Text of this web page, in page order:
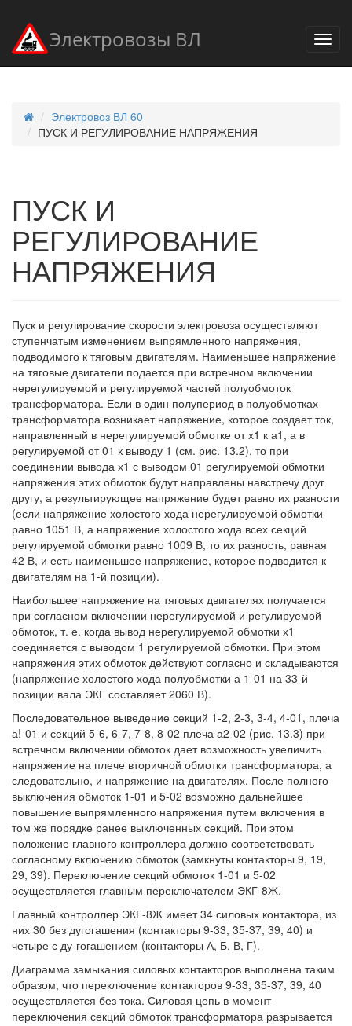
Электровозы ВЛ
Электровоз ВЛ 60
ПУСК И РЕГУЛИРОВАНИЕ НАПРЯЖЕНИЯ
ПУСК И
РЕГУЛИРОВАНИЕ
НАПРЯЖЕНИЯ
Пуск и регулирование скорости электровоза осуществляют
ступенчатым изменением выпрямленного напряжения,
подводимого к тяговым двигателям. Наименьшее напряжение
на тяговые двигатели подается при встречном включении
нерегулируемой и регулируемой частей полуобмоток
трансформатора. Если в один полупериод в полуобмотках
трансформатора возникает напряжение, которое создает ток,
направленный в нерегулируемой обмотке от х1 к а1, а в
регулируемой от 01 к выводу 1 (см. рис. 13.2), то при
соединении вывода х1 с выводом 01 регулируемой обмотки
напряжения этих обмоток будут направлены навстречу друг
другу, а результирующее напряжение будет равно их разности
(если напряжение холостого хода нерегулируемой обмотки
равно 1051 В, а напряжение холостого хода всех секций
регулируемой обмотки равно 1009 В, то их разность, равная
42 В, и есть наименьшее напряжение, которое подводится к
двигателям на 1-й позиции).
Наибольшее напряжение на тяговых двигателях получается
при согласном включении нерегулируемой и регулируемой
обмоток, т. е. когда вывод нерегулируемой обмотки х1
соединяется с выводом 1 регулируемой обмотки. При этом
напряжения этих обмоток действуют согласно и складываются
(напряжение холостого хода полуобмотки а 1-01 на 33-й
позиции вала ЭКГ составляет 2060 В).
Последовательное выведение секций 1-2, 2-3, 3-4, 4-01, плеча
а!-01 и секций 5-6, 6-7, 7-8, 8-02 плеча а2-02 (рис. 13.3) при
встречном включении обмоток дает возможность увеличить
напряжение на плече вторичной обмотки трансформатора, а
следовательно, и напряжение на двигателях. После полного
выключения обмоток 1-01 и 5-02 возможно дальнейшее
повышение выпрямленного напряжения путем включения в
том же порядке ранее выключенных секций. При этом
положение главного контроллера должно соответствовать
согласному включению обмоток (замкнуты контакторы 9, 19,
29, 39). Переключение секций обмоток 1-01 и 5-02
осуществляется главным переключателем ЭКГ-8Ж.
Главный контроллер ЭКГ-8Ж имеет 34 силовых контактора, из
них 30 без дугогашения (контакторы 9-33, 35-37, 39, 40) и
четыре с ду-гогашением (контакторы А, Б, В, Г).
Диаграмма замыкания силовых контакторов выполнена таким
образом, что переключение контакторов 9-33, 35-37, 39, 40
осуществляется без тока. Силовая цепь в момент
переключения секций обмоток трансформатора разрывается